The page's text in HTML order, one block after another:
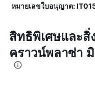
หมายเลขใบอนุญาต:
สิทธิพิเศษและสิ่
คราวน์พลาซ่า